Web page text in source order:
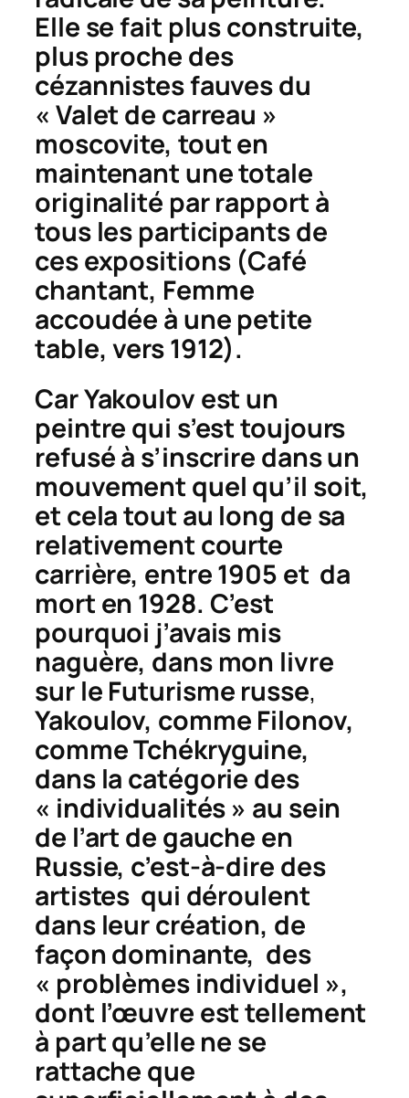
Elle se fait plus construite,
plus proche des
cézannistes fauves du
« Valet de carreau »
moscovite, tout en
maintenant une totale
originalité par rapport à
tous les participants de
ces expositions (Café
chantant, Femme
accoudée à une petite
table, vers 1912).
Car Yakoulov est un
peintre qui s’est toujours
refusé à s’inscrire dans un
mouvement quel qu’il soit,
et cela tout au long de sa
relativement courte
carrière, entre 1905 et da
mort en 1928. C’est
pourquoi j’avais mis
naguère, dans mon livre
sur le Futurisme russe,
Yakoulov, comme Filonov,
comme Tchékryguine,
dans la catégorie des
« individualités » au sein
de l’art de gauche en
Russie, c’est-à-dire des
artistes qui déroulent
dans leur création, de
façon dominante, des
« problèmes individuel »,
dont l’œuvre est tellement
à part qu’elle ne se
rattache que